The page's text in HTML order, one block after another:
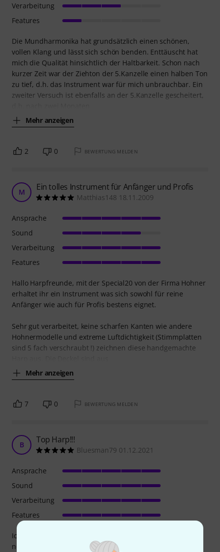
Die Mundharmonika hat grundsätzlich einen schönen,
vollen Klang und lässt sich schön benden. Enttäuscht hat
mich die Qualität hinsichtlich der Haltbarkeit. Schon nach
kurzer Zeit war der Ziehton der 5.Kanzelle einen halben Ton
zu tief, d.h. das Instrument war für mich unbrauchbar. Ein
zweiter Versuch ist ebenfalls an der 5.Kanzelle gescheitert,
Mehr anzeigen
Verarbeitung
Features
2 0 BEWERTUNG MELDEN
M Ein tolles Instrument für Anfänger und Profis
Matthias148 18.11.2009
Hallo Harpfreunde, mit der Special20 von der Firma Hohner
erhaltet ihr ein Instrument was sich sowohl für reine
Anfänger wie auch für Profis bestens eignet.
Sehr gut verarbeitet, keine scharfen Kanten wie andere
Hohnermodelle und extreme Luftdichtigkeit (Stimmplatten
sind 5 fach verschraubt !) zeichnen diese handgemachte
Mehr anzeigen
Ansprache
Sound
Verarbeitung
Features
7 0 BEWERTUNG MELDEN
B Top Harp!!!
Bluesman79 01.12.2021
Ich habe auf der Special 20 angefangen und brauchte jetzt
noch eine in A. Was soll ich sagen, um es kurz zu machen:
Ansprache
Sound
Verarbeitung
Features